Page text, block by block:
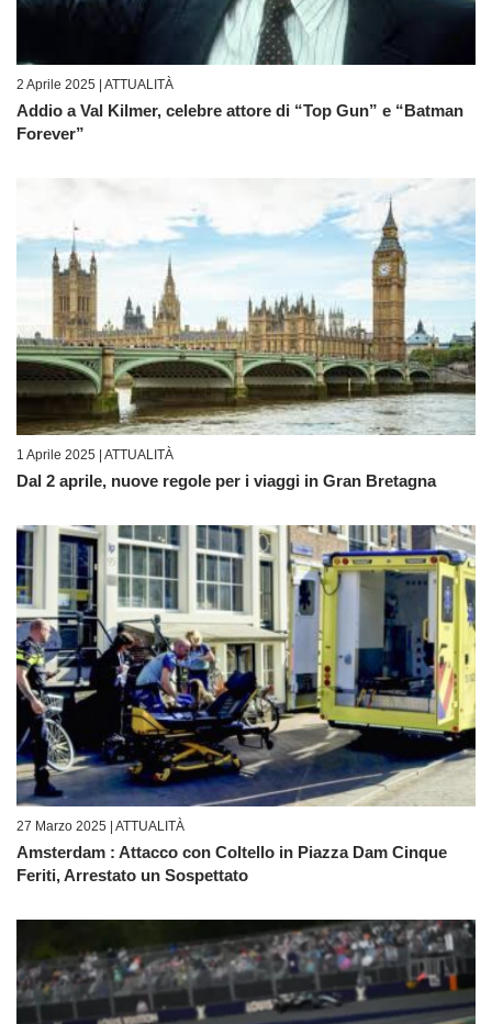
2 Aprile 2025 | ATTUALITÀ
Addio a Val Kilmer, celebre attore di “Top Gun” e “Batman
Forever”
1 Aprile 2025 | ATTUALITÀ
Dal 2 aprile, nuove regole per i viaggi in Gran Bretagna
27 Marzo 2025 | ATTUALITÀ
Amsterdam : Attacco con Coltello in Piazza Dam Cinque
Feriti, Arrestato un Sospettato